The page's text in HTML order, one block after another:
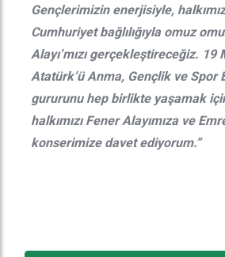
Gençlerimizin enerjisiyle,
Cumhuriyet bağlılığıyla omuz
Alayı’mızı gerçekleştireceğiz. 19
Atatürk’ü Anma, Gençlik ve Spor
gururunu hep birlikte yaşamak
halkımızı Fener Alayımıza ve
konserimize davet ediyorum.”